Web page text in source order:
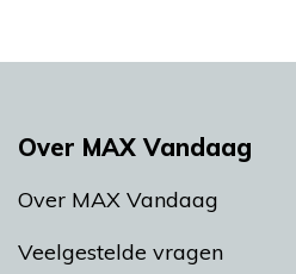
Over MAX Vandaag
Over MAX Vandaag
Veelgestelde vragen